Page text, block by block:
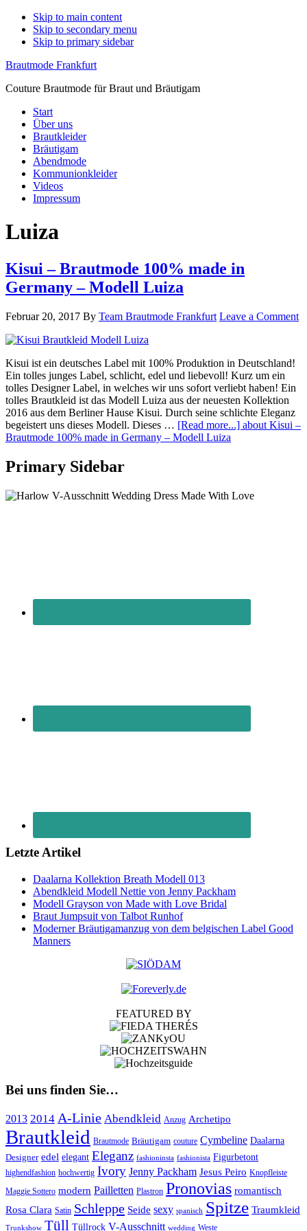
Skip to main content
Skip to secondary menu
Skip to primary sidebar
Brautmode Frankfurt
Couture Brautmode für Braut und Bräutigam
Start
Über uns
Brautkleider
Bräutigam
Abendmode
Kommunionkleider
Videos
Impressum
Luiza
Kisui – Brautmode 100% made in
Germany – Modell Luiza
Februar 20, 2017 By Team Brautmode Frankfurt Leave a Comment
Kisui ist ein deutsches Label mit 100% Produktion in Deutschland!
Ein tolles junges Label, schlicht, edel und liebevoll! Kurz um ein
tolles Designer Label, in welches wir uns sofort verliebt haben! Ein
tolles Brautkleid ist das Modell Luiza aus der neuesten Kollektion
2016 aus dem Berliner Hause Kisui. Durch seine schlichte Eleganz
begeistert uns dieses Modell. Dieses … [Read more...] about Kisui –
Brautmode 100% made in Germany – Modell Luiza
Primary Sidebar
Letzte Artikel
Daalarna Kollektion Breath Modell 013
Abendkleid Modell Nettie von Jenny Packham
Modell Grayson von Made with Love Bridal
Braut Jumpsuit von Talbot Runhof
Moderner Bräutigamanzug von dem belgischen Label Good
Manners
FEATURED BY
Bei uns finden Sie…
2013 2014 A-Linie Abendkleid Anzug Archetipo
Brautkleid Brautmode Bräutigam couture Cymbeline Daalarna
Designer edel elegant Eleganz fashioninsta fashionista Figurbetont
highendfashion hochwertig Ivory Jenny Packham Jesus Peiro Knopfleiste
Maggie Sottero modern Pailletten Plastron Pronovias romantisch
Rosa Clara Satin Schleppe Seide sexy spanisch Spitze Traumkleid
Trunkshow Tüll Tüllrock V-Ausschnitt wedding Weste